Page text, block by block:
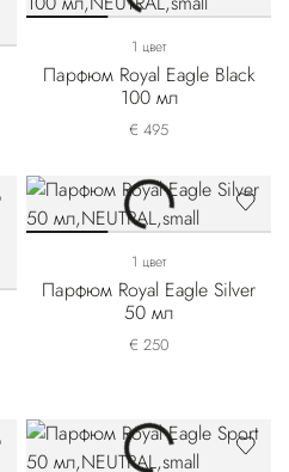
1 цвет
Парфюм Royal Eagle Black
100 мл
€ 495
1 цвет
Парфюм Royal Eagle Silver
50 мл
€ 250